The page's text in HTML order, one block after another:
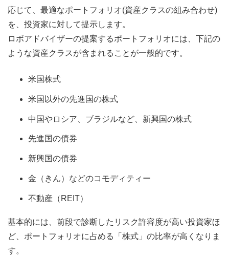
応じて、最適なポートフォリオ(資産クラスの組み合わせ)
を、投資家に対して提示します。
ロボアドバイザーの提案するポートフォリオには、下記の
ような資産クラスが含まれることが一般的です。
米国株式
米国以外の先進国の株式
中国やロシア、ブラジルなど、新興国の株式
先進国の債券
新興国の債券
金（きん）などのコモディティー
不動産（REIT）
基本的には、前段で診断したリスク許容度が高い投資家ほ
ど、ポートフォリオに占める「株式」の比率が高くなりま
す。